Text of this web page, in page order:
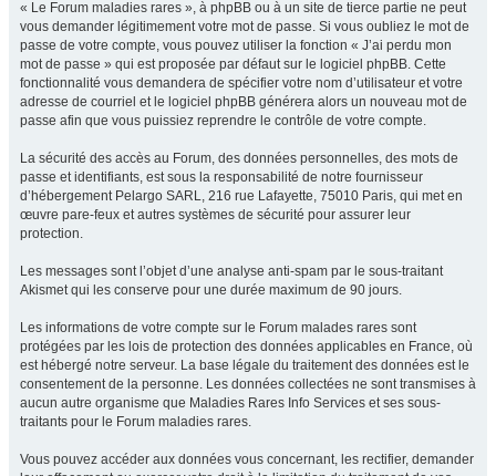
« Le Forum maladies rares », à phpBB ou à un site de tierce partie ne peut
vous demander légitimement votre mot de passe. Si vous oubliez le mot de
passe de votre compte, vous pouvez utiliser la fonction « J’ai perdu mon
mot de passe » qui est proposée par défaut sur le logiciel phpBB. Cette
fonctionnalité vous demandera de spécifier votre nom d’utilisateur et votre
adresse de courriel et le logiciel phpBB générera alors un nouveau mot de
passe afin que vous puissiez reprendre le contrôle de votre compte.
La sécurité des accès au Forum, des données personnelles, des mots de
passe et identifiants, est sous la responsabilité de notre fournisseur
d’hébergement Pelargo SARL, 216 rue Lafayette, 75010 Paris, qui met en
œuvre pare-feux et autres systèmes de sécurité pour assurer leur
protection.
Les messages sont l’objet d’une analyse anti-spam par le sous-traitant
Akismet qui les conserve pour une durée maximum de 90 jours.
Les informations de votre compte sur le Forum malades rares sont
protégées par les lois de protection des données applicables en France, où
est hébergé notre serveur. La base légale du traitement des données est le
consentement de la personne. Les données collectées ne sont transmises à
aucun autre organisme que Maladies Rares Info Services et ses sous-
traitants pour le Forum maladies rares.
Vous pouvez accéder aux données vous concernant, les rectifier, demander